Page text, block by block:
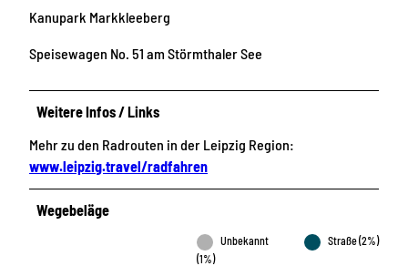
Kanupark Markkleeberg
Speisewagen No. 51 am Störmthaler See
Weitere Infos / Links
Mehr zu den Radrouten in der Leipzig Region:
www.leipzig.travel/radfahren
Wegebeläge
Unbekannt
(1%)
Straße (2%)